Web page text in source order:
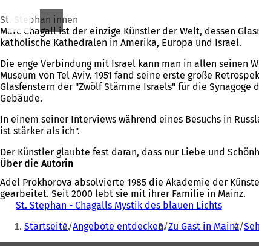
St. Stephan innen
Marc Chagall ist der einzige Künstler der Welt, dessen
katholische Kathedralen in Amerika, Europa und Israel.
Die enge Verbindung mit Israel kann man in allen seinen
Museum von Tel Aviv. 1951 fand seine erste große
Glasfenstern der "Zwölf Stämme Israels" für die
Gebäude.
In einem seiner Interviews während eines Besuchs in
ist stärker als ich".
Der Künstler glaubte fest daran, dass nur Liebe und
Über die Autorin
Adel Prokhorova absolvierte 1985 die Akademie der
gearbeitet. Seit 2000 lebt sie mit ihrer Familie in Mainz.
St. Stephan - Chagalls Mystik des blauen Lichts(
f
f
Sie
befinden
Startseite Angebote entdecken Zu Gast in Mainz